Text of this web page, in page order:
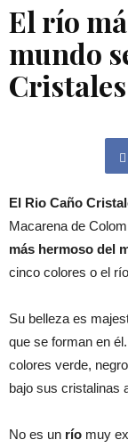
El río
mundo
Cristales
El Rio Caño
Macarena de
más hermoso del
cinco colores o el
Su belleza es
que se forman en
colores verde,
bajo sus cristalinas
No es un río muy